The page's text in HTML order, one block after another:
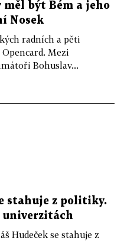
měl být Bém a jeho
Nosek
radních a pěti
Mezi
Bohuslav...
stahuje z politiky.
univerzitách
Hudeček se stahuje z